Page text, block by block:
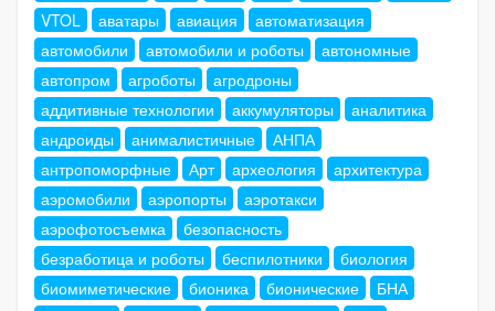
VTOL
аватары авиация
автоматизация
автомобили
автомобили и роботы
автономные
автопром
агроботы
агродроны
аддитивные технологии
аккумуляторы
аналитика
андроиды
анималистичные
АНПА
антропоморфные
Арт археология
архитектура
аэромобили
аэропорты
аэротакси
аэрофотосъемка
безопасность
безработица и роботы
беспилотники
биология
биомиметические
бионика бионические
БНА